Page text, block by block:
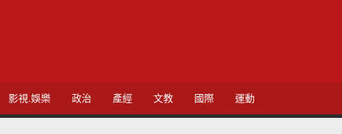
影視.娛樂 政治 產經 文教 國際 運動